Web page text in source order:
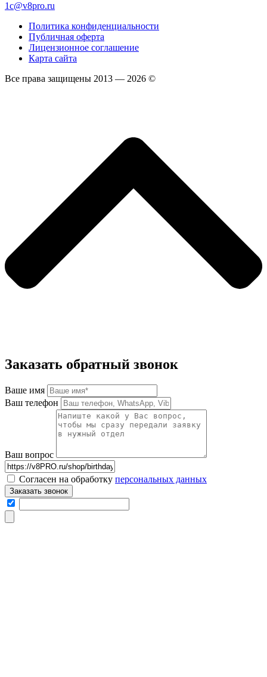
1c@v8pro.ru
Политика конфиденциальности
Публичная оферта
Лицензионное соглашение
Карта сайта
Все права защищены 2013 — 2026 ©
Заказать обратный звонок
Ваше имя
Ваш телефон
Ваш вопрос
Согласен на обработку персональных данных
Заказать звонок